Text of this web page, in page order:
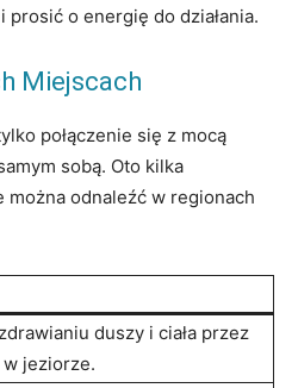
⁣o energię do działania.
‍Miejscach
połączenie⁢ się z mocą
sobą. Oto kilka
można odnaleźć w regionach
duszy i ciała przez
jeziorze.